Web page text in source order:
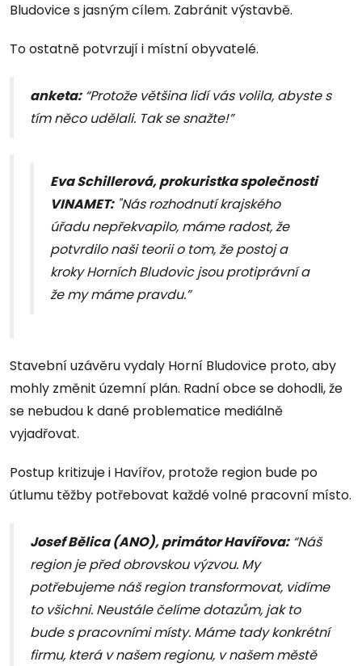
Bludovice s jasným cílem. Zabránit výstavbě.
To ostatně potvrzují i místní obyvatelé.
anketa:“Protože většina lidí vás volila, abyste s
tím něco udělali. Tak se snažte!”
Eva Schillerová, prokuristka společnosti
VINAMET:"Nás rozhodnutí krajského
úřadu nepřekvapilo, máme radost, že
potvrdilo naši teorii o tom, že postoj a
kroky Horních Bludovic jsou protiprávní a
že my máme pravdu.”
Stavební uzávěru vydaly Horní Bludovice proto, aby
mohly změnit územní plán. Radní obce se dohodli, že
se nebudou k dané problematice mediálně
vyjadřovat.
Postup kritizuje i Havířov, protože region bude po
útlumu těžby potřebovat každé volné pracovní místo.
Josef Bělica (ANO), primátor Havířova:“Náš
region je před obrovskou výzvou. My
potřebujeme náš region transformovat, vidíme
to všichni. Neustále čelíme dotazům, jak to
bude s pracovními místy. Máme tady konkrétní
firmu, která v našem regionu, v našem městě